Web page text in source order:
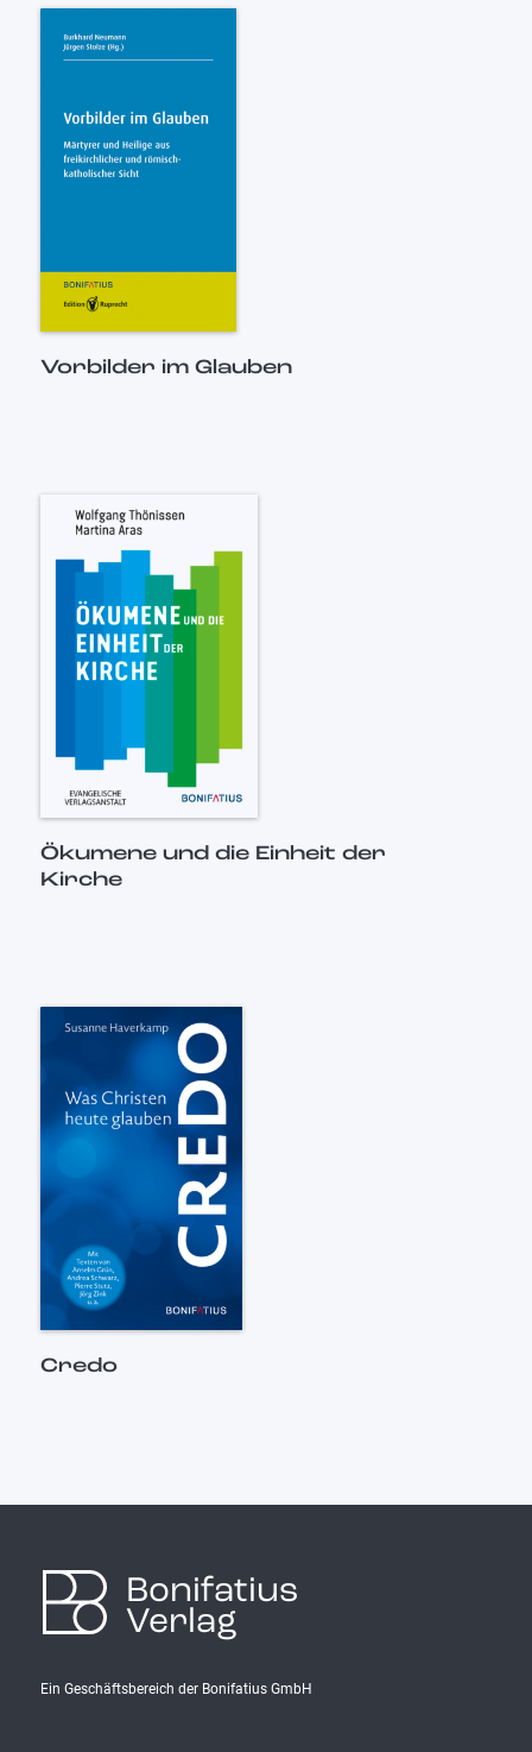
Vorbilder im Glauben
Ökumene und die Einheit der
Kirche
Credo
Bonifatius
Verlag
Ein Geschäftsbereich der Bonifatius GmbH